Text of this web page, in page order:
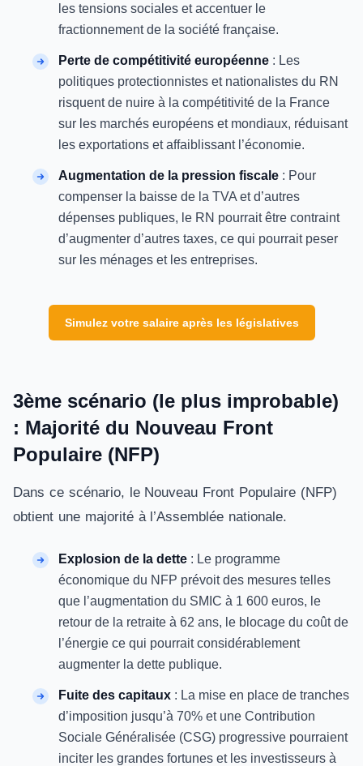
les tensions sociales et accentuer le
fractionnement de la société française.
Perte de compétitivité européenne : Les
politiques protectionnistes et nationalistes du RN
risquent de nuire à la compétitivité de la France
sur les marchés européens et mondiaux, réduisant
les exportations et affaiblissant l’économie.
Augmentation de la pression fiscale : Pour
compenser la baisse de la TVA et d’autres
dépenses publiques, le RN pourrait être contraint
d’augmenter d’autres taxes, ce qui pourrait peser
sur les ménages et les entreprises.
Simulez votre salaire après les législatives
3ème scénario (le plus improbable)
: Majorité du Nouveau Front
Populaire (NFP)
Dans ce scénario, le Nouveau Front Populaire (NFP)
obtient une majorité à l’Assemblée nationale.
Explosion de la dette : Le programme
économique du NFP prévoit des mesures telles
que l’augmentation du SMIC à 1 600 euros, le
retour de la retraite à 62 ans, le blocage du coût de
l’énergie ce qui pourrait considérablement
augmenter la dette publique.
Fuite des capitaux : La mise en place de tranches
d’imposition jusqu’à 70% et une Contribution
Sociale Généralisée (CSG) progressive pourraient
inciter les grandes fortunes et les investisseurs à